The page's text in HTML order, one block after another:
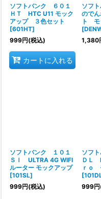
ソフトバンク ６０１
ＨＴ HTC U11 モック
アップ ３色セット
[601HT]
999円(税込)
カートに入れる
ソフ
ので
ト モ
[
1,380
ソフトバンク １０１
ＳＩ ULTRA 4G WIFI
ルーター モックアップ
[101SL]
999円(税込)
ソフ
ＤＬ
ｒｏ
[
999円